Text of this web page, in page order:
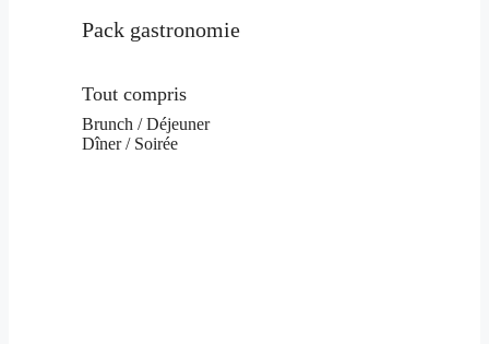
Pack gastronomie
Tout compris
Brunch / Déjeuner
Dîner / Soirée